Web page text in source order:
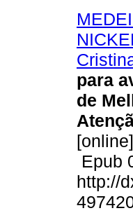
para
de
Epub
http://